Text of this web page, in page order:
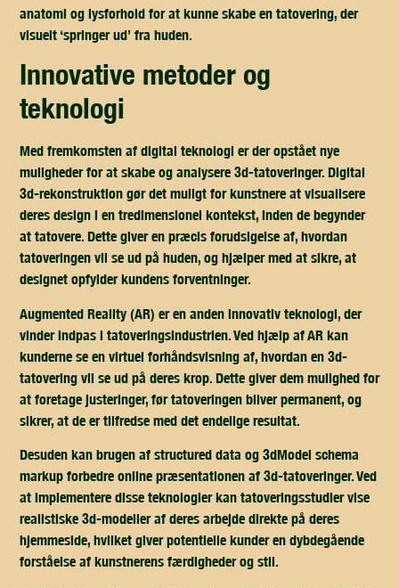
anatomi og lysforhold for at kunne skabe en tatovering, der
visuelt ‘springer ud’ fra huden.
innovative metoder og
teknologi
Med fremkomsten af digital teknologi er der opstået nye
muligheder for at skabe og analysere 3d-tatoveringer. Digital
3d-rekonstruktion gør det muligt for kunstnere at visualisere
deres design i en tredimensionel kontekst, inden de begynder
at tatovere. Dette giver en præcis forudsigelse af, hvordan
tatoveringen vil se ud på huden, og hjælper med at sikre, at
designet opfylder kundens forventninger.
Augmented Reality (AR) er en anden innovativ teknologi, der
vinder indpas i tatoveringsindustrien. Ved hjælp af AR kan
kunderne se en virtuel forhåndsvisning af, hvordan en 3d-
tatovering vil se ud på deres krop. Dette giver dem mulighed for
at foretage justeringer, før tatoveringen bliver permanent, og
sikrer, at de er tilfredse med det endelige resultat.
Desuden kan brugen af structured data og 3dModel schema
markup forbedre online præsentationen af 3d-tatoveringer. Ved
at implementere disse teknologier kan tatoveringsstudier vise
realistiske 3d-modeller af deres arbejde direkte på deres
hjemmeside, hvilket giver potentielle kunder en dybdegående
forståelse af kunstnerens færdigheder og stil.